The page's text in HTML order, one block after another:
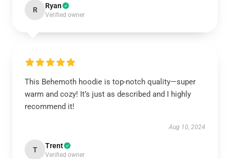
R Ryan
Verified owner
This Behemoth hoodie is top-notch quality—super
warm and cozy! It’s just as described and I highly
recommend it!
Aug 10, 2024
T Trent
Verified owner